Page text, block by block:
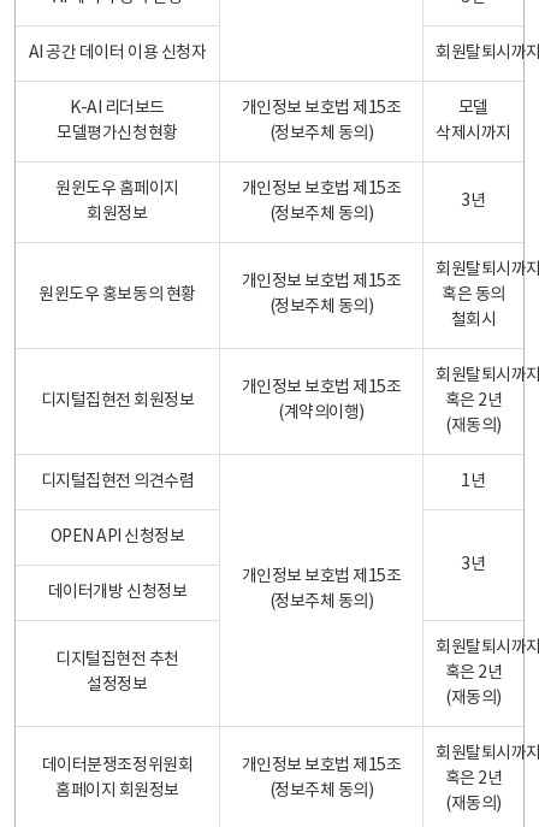
AI 공간 데이터 이용 신청자 회원탈퇴시까
K-AI 리더보드
모델평가신청현황
개인정보 보호법 제15조
(정보주체 동의)
모델
삭제시까지
원윈도우 홈페이지
회원정보
개인정보 보호법 제15조
(정보주체 동의)
3년
원윈도우 홍보동의 현황
개인정보 보호법 제15조
(정보주체 동의)
회원탈퇴시까
혹은 동의
철회시
디지털집현전 회원정보
개인정보 보호법 제15조
(계약의이행)
회원탈퇴시까
혹은 2년
(재동의)
디지털집현전 의견수렴
개인정보 보호법 제15조
(정보주체 동의)
1년
OPEN API 신청정보
3년
데이터개방 신청정보
디지털집현전 추천
설정정보
회원탈퇴시까
혹은 2년
(재동의)
데이터분쟁조정위원회
홈페이지 회원정보
개인정보 보호법 제15조
(정보주체 동의)
회원탈퇴시까
혹은 2년
(재동의)